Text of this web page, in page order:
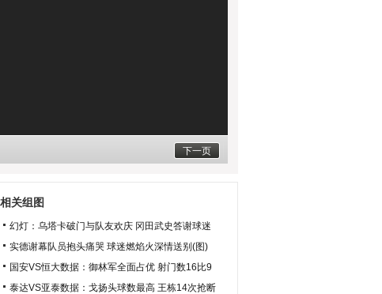
下一页
相关组图
幻灯：乌塔卡破门与队友欢庆 冈田武史答谢球迷
实德谢幕队员抱头痛哭 球迷燃焰火深情送别(图)
国安VS恒大数据：御林军全面占优 射门数16比9
泰达VS亚泰数据：戈扬头球数最高 王栋14次抢断